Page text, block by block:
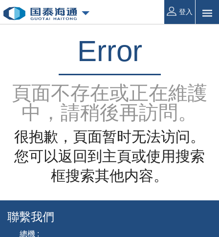
登入
Error
頁面不存在或正在維護
中，請稍後再訪問。
很抱歉，頁面暂时无法访问。
您可以返回到主頁或使用搜索
框搜索其他内容。
聯繫我們
總機 :